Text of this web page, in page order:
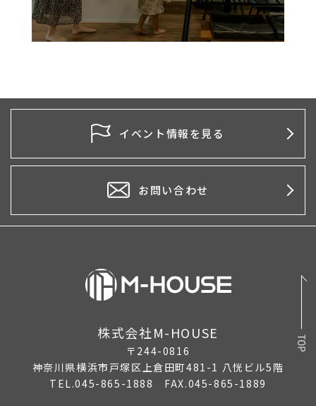
イベント情報を見る
お問い合わせ
株式会社M-HOUSE
〒244-0816
神奈川県横浜市戸塚区上倉田町481-1 八恍ビル5階
TEL.045-865-1888 FAX.045-865-1889